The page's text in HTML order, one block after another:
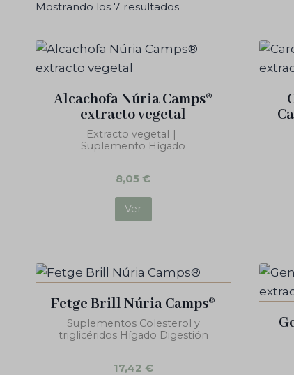
Mostrando los 7 resultados
Alcachofa Núria Camps®
extracto vegetal
Extracto vegetal |
Suplemento Hígado
8,05€
Ver
Fetge Brill Núria Camps®
Suplementos Colesterol y
triglicéridos Hígado Digestión
17,42 €